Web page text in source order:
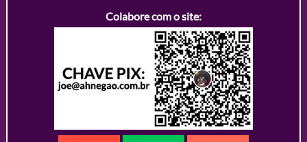
Colabore com o site: